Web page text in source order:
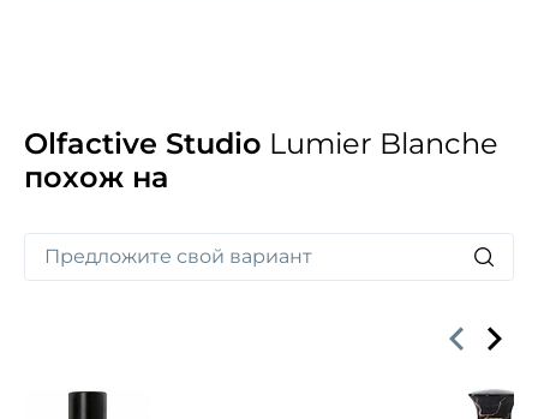
Olfactive Studio Lumier Blanche
похож на